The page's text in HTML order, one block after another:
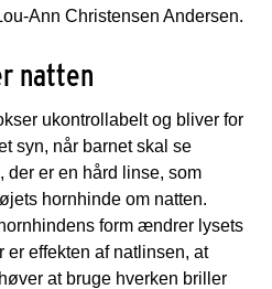
Ann Christensen Andersen.
natten
ukontrollabelt og bliver for
syn, når barnet skal se
er en hård linse, som
hornhinde om natten.
form ændrer lysets
er effekten af natlinsen, at
at bruge hverken briller